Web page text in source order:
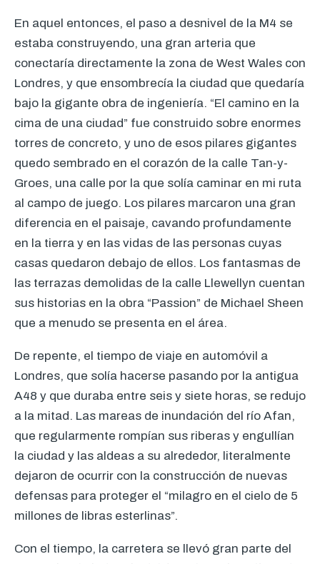
En aquel entonces, el paso a desnivel de la M4 se
estaba construyendo, una gran arteria que
conectaría directamente la zona de West Wales con
Londres, y que ensombrecía la ciudad que quedaría
bajo la gigante obra de ingeniería. “El camino en la
cima de una ciudad” fue construido sobre enormes
torres de concreto, y uno de esos pilares gigantes
quedo sembrado en el corazón de la calle Tan-y-
Groes, una calle por la que solía caminar en mi ruta
al campo de juego. Los pilares marcaron una gran
diferencia en el paisaje, cavando profundamente
en la tierra y en las vidas de las personas cuyas
casas quedaron debajo de ellos. Los fantasmas de
las terrazas demolidas de la calle Llewellyn cuentan
sus historias en la obra “Passion” de Michael Sheen
que a menudo se presenta en el área.
De repente, el tiempo de viaje en automóvil a
Londres, que solía hacerse pasando por la antigua
A48 y que duraba entre seis y siete horas, se redujo
a la mitad. Las mareas de inundación del río Afan,
que regularmente rompían sus riberas y engullían
la ciudad y las aldeas a su alrededor, literalmente
dejaron de ocurrir con la construcción de nuevas
defensas para proteger el “milagro en el cielo de 5
millones de libras esterlinas”.
Con el tiempo, la carretera se llevó gran parte del